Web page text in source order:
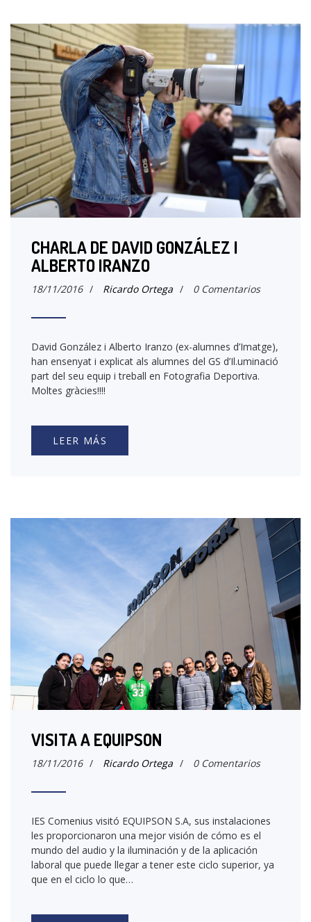
CHARLA DE DAVID GONZÁLEZ I
ALBERTO IRANZO
18/11/2016 / Ricardo Ortega / 0 Comentarios
David González i Alberto Iranzo (ex-alumnes d’Imatge),
han ensenyat i explicat als alumnes del GS d’Il.uminació
part del seu equip i treball en Fotografia Deportiva.
Moltes gràcies!!!!
LEER MÁS
VISITA A EQUIPSON
18/11/2016 / Ricardo Ortega / 0 Comentarios
IES Comenius visitó EQUIPSON S.A, sus instalaciones
les proporcionaron una mejor visión de cómo es el
mundo del audio y la iluminación y de la aplicación
laboral que puede llegar a tener este ciclo superior, ya
que en el ciclo lo que…